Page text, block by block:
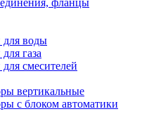
фланцы
для воды
газа
смесителей
вертикальные
с блоком автоматики